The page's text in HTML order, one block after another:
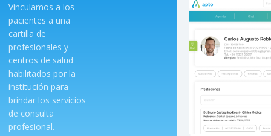
Vinculamos a los
pacientes a una
cartilla de
profesionales y
centros de salud
habilitados por la
institución para
brindar los servicios
de consulta
profesional.